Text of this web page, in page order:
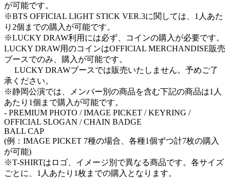
が可能です。
※BTS OFFICIAL LIGHT STICK VER.3に関しては、1人あた
り2個までの購入が可能です。
※LUCKY DRAW利用には必ず、コインの購入が必要です。
LUCKY DRAW用のコインはOFFICIAL MERCHANDISE販売
ブースでのみ、購入が可能です。
LUCKY DRAWブースでは販売いたしません。予めご了
承ください。
※静岡公演では、メンバー別の商品を含む下記の商品は1人
あたり1個まで購入が可能です。
- PREMIUM PHOTO / IMAGE PICKET / KEYRING /
OFFICIAL SLOGAN / CHAIN BADGE
BALL CAP
(例：IMAGE PICKET 7種の場合、各種1個ずつ計7枚の購入
が可能)
※T-SHIRTはロゴ、イメージ別で異なる商品です。各サイズ
ごとに、1人あたり1枚までの購入となります。